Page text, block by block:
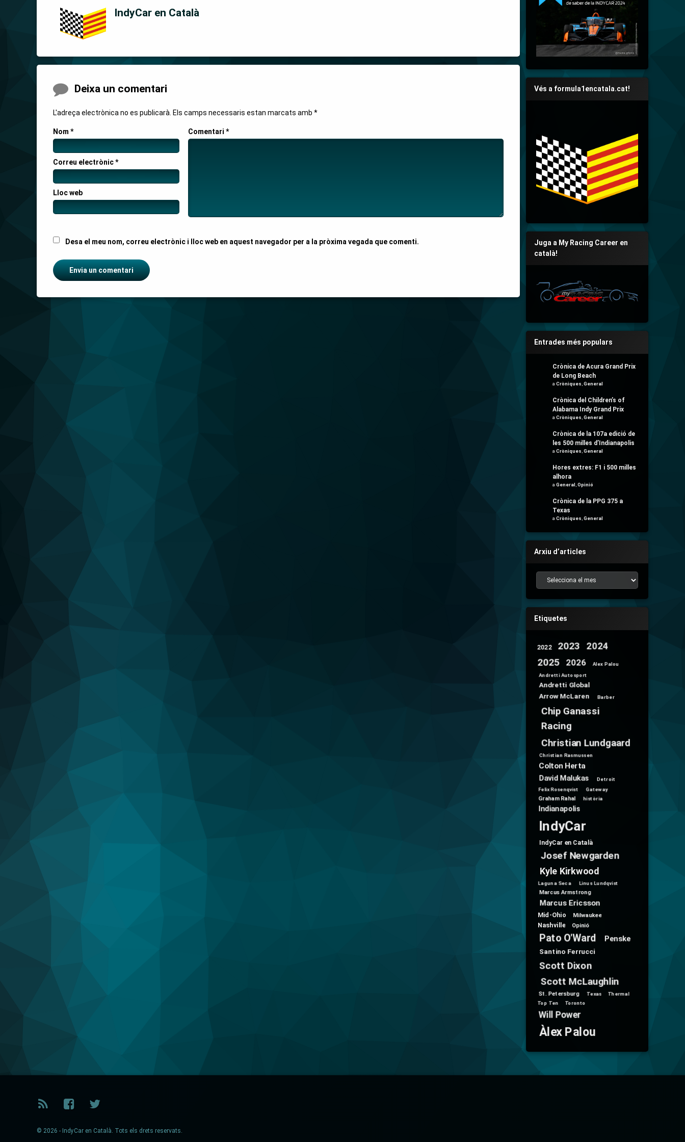
IndyCar en Català
Comments
Deixa un comentari
L'adreça electrònica no es publicarà. Els camps necessaris estan marcats amb *
Comentari*
Nom *
Correu electrònic*
Lloc web
Desa el meu nom, correu electrònic i lloc web en aquest navegador per a la pròxima vegada que comenti.
Vés a formula1encatala.cat!
Juga a My Racing Career en
català!
Entrades més populars
Crònica de Acura Grand Prix
de Long Beach
a Cròniques,General
Crònica del Children’s of
Alabama Indy Grand Prix
a Cròniques,General
Crònica de la 107a edició de
les 500 milles d’Indianapolis
a Cròniques,General
Hores extres: F1 i 500 milles
alhora
a General,Opinió
Crònica de la PPG 375 a
Texas
a Cròniques,General
Arxiu d’articles
Arxiu d’articles
Etiquetes
2022 2023 2024
2025 2026
Alex Palou
Andretti Autosport
Andretti Global
Arrow McLaren
Barber
Chip Ganassi
Racing
Christian Lundgaard
Christian Rasmussen
Colton Herta
David Malukas
Detroit
Felix Rosenqvist
Gateway
Graham Rahal història
Indianapolis
IndyCar
IndyCar en Català
Josef Newgarden
Kyle Kirkwood
Laguna Seca Linus Lundqvist
Marcus Armstrong
Marcus Ericsson
Mid-Ohio Milwaukee
Nashville Opinió
Pato O'Ward Penske
Santino Ferrucci
Scott Dixon
Scott McLaughlin
St. Petersburg Texas
Thermal
Top Ten
Toronto
Will Power
Àlex Palou
RSS Facebook
Twitter
© 2026 - IndyCar en Català. Tots els drets reservats.